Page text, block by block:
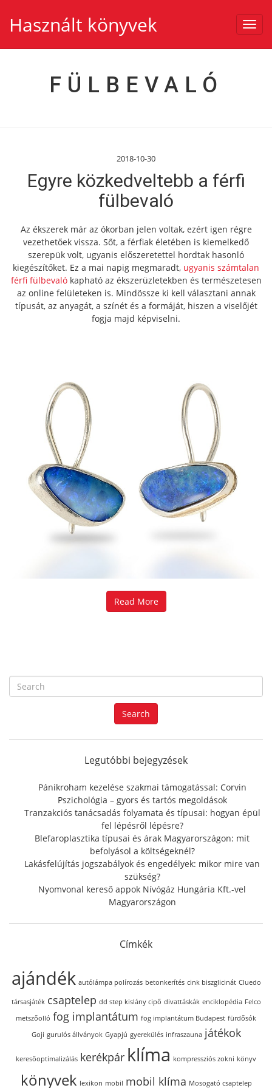
Használt könyvek
FÜLBEVALÓ
2018-10-30
Egyre közkedveltebb a férfi
fülbevaló
Az ékszerek már az ókorban jelen voltak, ezért igen régre
vezethetőek vissza. Sőt, a férfiak életében is kiemelkedő
szerepük volt, ugyanis előszeretettel hordtak hasonló
kiegészítőket. Ez a mai napig megmaradt, ugyanis számtalan
férfi fülbevalókapható az ékszerüzletekben és természetesen
az online felületeken is. Mindössze ki kell választani annak
típusát, az anyagát, a színét és a formáját, hiszen a viselőjét
fogja majd képviselni.
Read More
e
a
r
f
r
:
Search
Legutóbbi bejegyzések
Pánikroham kezelése szakmai támogatással: Corvin
Pszichológia – gyors és tartós megoldások
Tranzakciós tanácsadás folyamata és típusai: hogyan épül
fel lépésről lépésre?
Blefaroplasztika típusai és árak Magyarországon: mit
befolyásol a költségeknél?
Lakásfelújítás jogszabályok és engedélyek: mikor mire van
szükség?
Nyomvonal kereső appok Nívógáz Hungária Kft.-vel
Magyarországon
Címkék
ajándék autólámpa polírozás betonkerítés cink biszglicinát Cluedo
társasjáték csaptelep dd step kislány cipő divattáskák enciklopédia Felco
metszőolló fog implantátum fog implantátum Budapest fürdősók
Goji gurulós állványok Gyapjú gyerekülés infraszauna játékok
keresőoptimalizálás kerékpár klíma kompressziós zokni könyv
könyvek lexikon mobil mobil klíma Mosogató csaptelep